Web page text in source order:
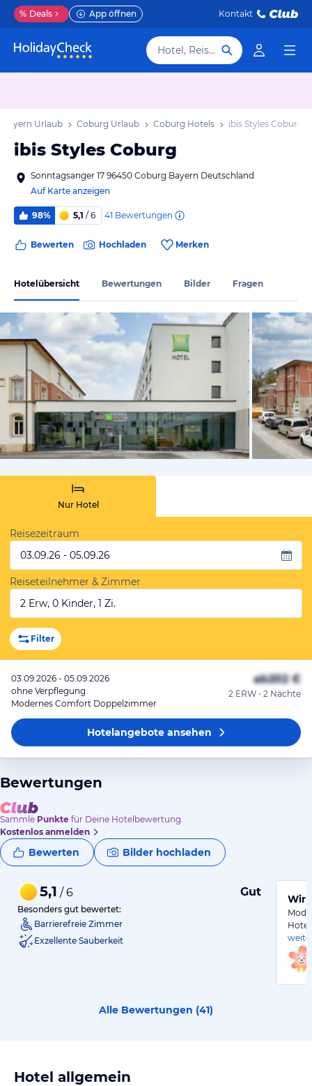
% Deals App öffnen Kontakt
Hotel, Reiseziel
Bayern Urlaub Coburg Urlaub Coburg Hotels ibis Styles Coburg
ibis Styles Coburg
Sonntagsanger 17 96450 Coburg Bayern Deutschland
Auf Karte anzeigen
98% 5,1 / 6 41 Bewertungen
Bewerten Hochladen Merken
Hotelübersicht Bewertungen Bilder Fragen
vom
Nur Hotel
Reisezeitraum
03.09.26 - 05.09.26
Reiseteilnehmer & Zimmer
2 Erw, 0 Kinder, 1 Zi.
Filter
03.09.2026 - 05.09.2026
ohne Verpflegung
Modernes Comfort Doppelzimmer
ab202 €
2 ERW • 2 Nächte
Hotelangeboteansehen
Bewertungen
Sammle Punkte für Deine Hotelbewertung.
Kostenlos anmelden
Bewerten Bilder hochladen
5,1 / 6 Gut
Besonders gut bewertet:
Barrierefreie Zimmer
Exzellente Sauberkeit
Wir
Alle Bewertungen (41)
Hotel allgemein